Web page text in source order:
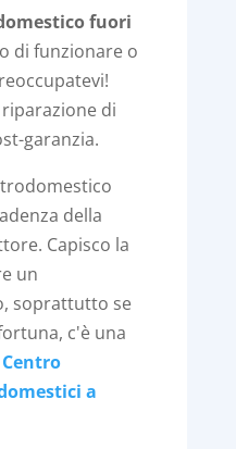
fuori
di funzionare o
di
garanzia.
della
Capisco la
un
soprattutto se
c'è una
Centro
a